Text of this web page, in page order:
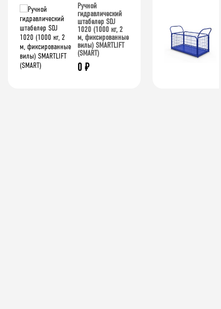
Ручной
гидравлический
штабелер SDJ
1020 (1000 кг, 2
м, фиксированные
вилы) SMARTLIFT
(SMART)
0 ₽